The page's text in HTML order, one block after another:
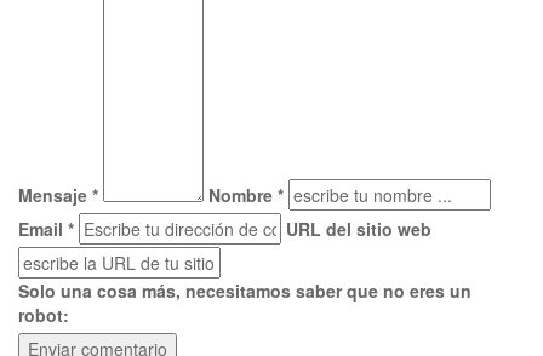
Mensaje *
Nombre *
Email *
URL del sitio web
Solo una cosa más, necesitamos saber que no eres un
robot: